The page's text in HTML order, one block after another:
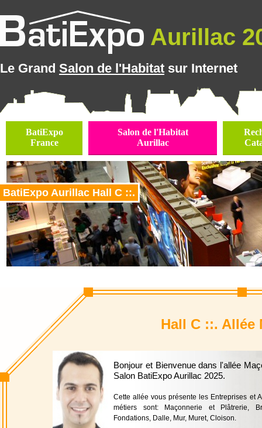
Aurillac
Le Grand Salon de l'Habitat sur Internet
BatiExpo
France
Salon de l'Habitat
Aurillac
BatiExpo Aurillac Hall C ::.
Hall C ::. Allée
Bonjour et Bienvenue dans l'allée
Salon BatiExpo Aurillac 2025.
Cette allée vous présente les Entreprises et
métiers sont: Maçonnerie et Plâtrerie,
Fondations, Dalle, Mur, Muret, Cloison.